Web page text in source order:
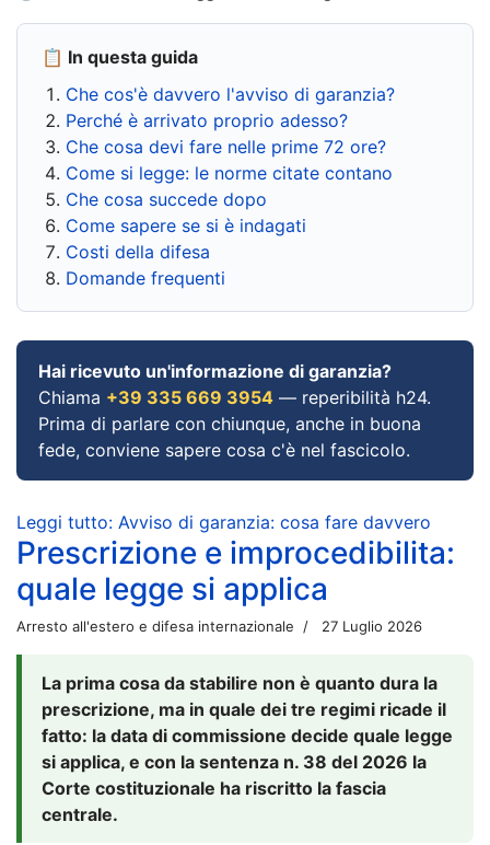
📋 In questa guida
Che cos'è davvero l'avviso di garanzia?
Perché è arrivato proprio adesso?
Che cosa devi fare nelle prime 72 ore?
Come si legge: le norme citate contano
Che cosa succede dopo
Come sapere se si è indagati
Costi della difesa
Domande frequenti
Hai ricevuto un'informazione di garanzia?
Chiama +39 335 669 3954 — reperibilità h24.
Prima di parlare con chiunque, anche in buona
fede, conviene sapere cosa c'è nel fascicolo.
Leggi tutto: Avviso di garanzia: cosa fare davvero
Prescrizione e improcedibilita:
quale legge si applica
Arresto all'estero e difesa internazionale 27 Luglio 2026
La prima cosa da stabilire non è quanto dura la
prescrizione, ma in quale dei tre regimi ricade il
fatto: la data di commissione decide quale legge
si applica, e con la sentenza n. 38 del 2026 la
Corte costituzionale ha riscritto la fascia
centrale.